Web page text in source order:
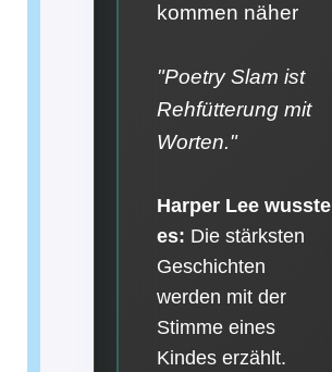
kommen näher
"Poetry Slam ist
Rehfütterung mit
Worten."
Harper Lee wusste
es: Die stärksten
Geschichten
werden mit der
Stimme eines
Kindes erzählt.